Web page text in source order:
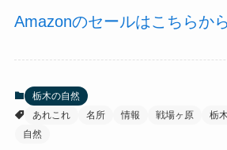
Amazonのセールはこちらか
栃木の自然
あれこれ
名所 情報 戦場ヶ原 栃木
自然